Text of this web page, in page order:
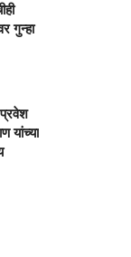
गुन्हा
प्रवेश
यांच्या